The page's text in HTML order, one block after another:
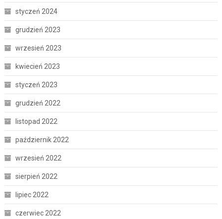
styczeń 2024
grudzień 2023
wrzesień 2023
kwiecień 2023
styczeń 2023
grudzień 2022
listopad 2022
październik 2022
wrzesień 2022
sierpień 2022
lipiec 2022
czerwiec 2022